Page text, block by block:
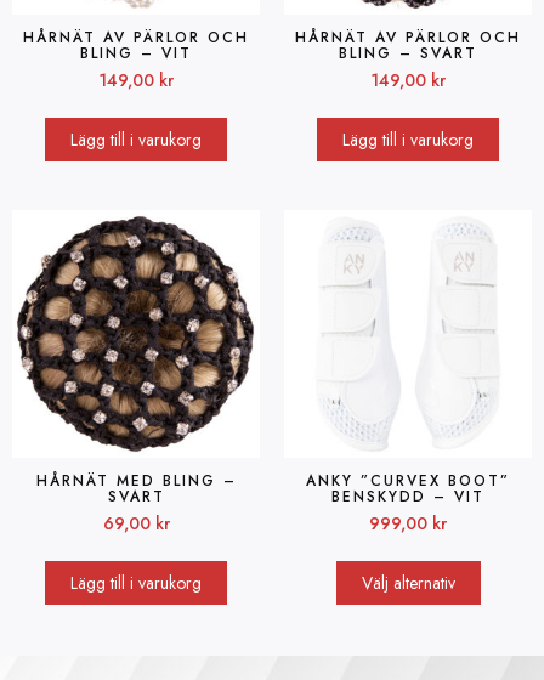
HÅRNÄT AV PÄRLOR OCH
BLING – VIT
149,00 kr
Lägg till i varukorg
HÅRNÄT AV PÄRLOR OCH
BLING – SVART
149,00 kr
Lägg till i varukorg
HÅRNÄT MED BLING –
SVART
69,00 kr
Lägg till i varukorg
ANKY ”CURVEX BOOT”
BENSKYDD – VIT
999,00 kr
Välj alternativ